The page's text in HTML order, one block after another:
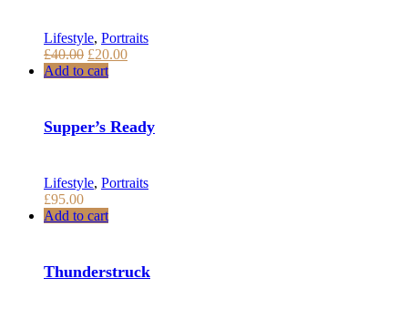
Lifestyle, Portraits
£40.00 Pôvodná
cena
£20.00Aktuálna
Add to cart
Supper’s Ready
Lifestyle, Portraits
£95.00
Add to cart
Thunderstruck